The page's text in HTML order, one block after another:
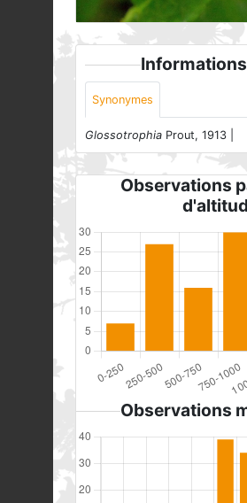
Synonymes
Glossotrophia Prout, 1913 |
Observations
Observations